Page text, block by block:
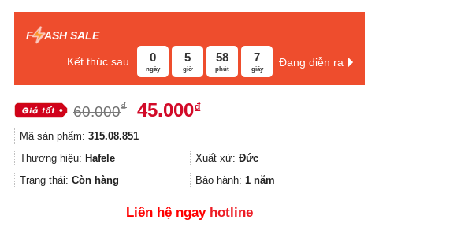
F ASH SALE
Kết thúc sau 0
ngày
5
giờ
58
phút
6
giây
Đang diễn ra
60.000₫
Giá
là:
60.000₫.
45.000₫Giá
là:
45.000₫.
Mã sản phẩm: 315.08.851
Thương hiệu: Hafele Xuất xứ: Đức
Trạng thái: Còn hàng Bảo hành: 1 năm
Liên hệ ngay hotline